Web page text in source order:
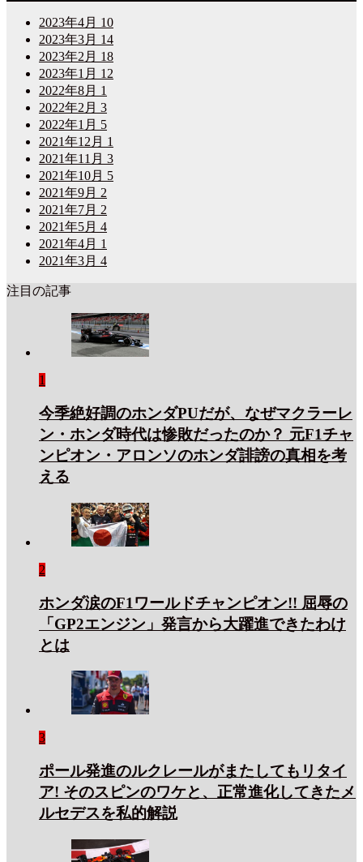
2023年4月 10
2023年3月 14
2023年2月 18
2023年1月 12
2022年8月 1
2022年2月 3
2022年1月 5
2021年12月 1
2021年11月 3
2021年10月 5
2021年9月 2
2021年7月 2
2021年5月 4
2021年4月 1
2021年3月 4
注目の記事
1
今季絶好調のホンダPUだが、なぜマクラーレ
ン・ホンダ時代は惨敗だったのか？ 元F1チャ
ンピオン・アロンソのホンダ誹謗の真相を考
える
2
ホンダ涙のF1ワールドチャンピオン!! 屈辱の
「GP2エンジン」発言から大躍進できたわけ
とは
3
ポール発進のルクレールがまたしてもリタイ
ア! そのスピンのワケと、正常進化してきたメ
ルセデスを私的解説